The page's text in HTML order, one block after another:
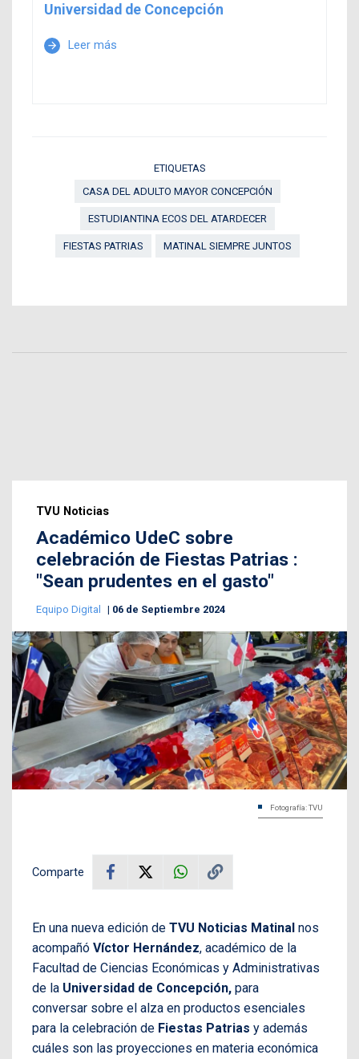
Universidad de Concepción
arrow_forward Leer más
ETIQUETAS
CASA DEL ADULTO MAYOR CONCEPCIÓN
ESTUDIANTINA ECOS DEL ATARDECER
FIESTAS PATRIAS MATINAL SIEMPRE JUNTOS
TVU Noticias
Académico UdeC sobre
celebración de Fiestas Patrias :
"Sean prudentes en el gasto"
Equipo Digital 06 de Septiembre 2024
Fotografía: TVU
Comparte
En una nueva edición de TVU Noticias Matinal nos
acompañó Víctor Hernández, académico de la
Facultad de Ciencias Económicas y Administrativas
de la Universidad de Concepción, para
conversar sobre el alza en productos esenciales
para la celebración de Fiestas Patrias y además
cuáles son las proyecciones en materia económica